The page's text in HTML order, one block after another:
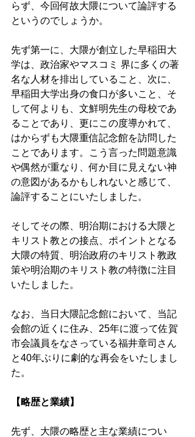
らず、今回何故大隈について論評する
というのでしょうか。
先ず第一に、大隈が創立した早稲田大
学は、政治家やマスコミ 界に多くの著
名な人材を排出していること、次に、
早稲田大学出身の食口が多いこと、そ
して何よりも、文鮮明先生の母校であ
ることであり、更にこの度導かれて、
はからずも大隈重信記念館を訪問した
ことであります。こう言った問題意識
や偶然が重なり、何か目に見えない神
の意図があるかもしれないと感じて、
論評することにいたしました。
そしてその際、明治期における大隈と
キリスト教との接点、ポイントとなる
大隈の特質、明治政府のキリスト教政
策や明治期のキリスト教の特徴に注目
いたしました。
なお、当日大隈記念館において、当記
会館の近くに住み、25年に渡って佐賀
市会議員をなさっている福井章司さん
と40年ぶりに劇的な再会をいたしまし
た。
【略歴と業績】
先ず、大隈の略歴と主な業績につい